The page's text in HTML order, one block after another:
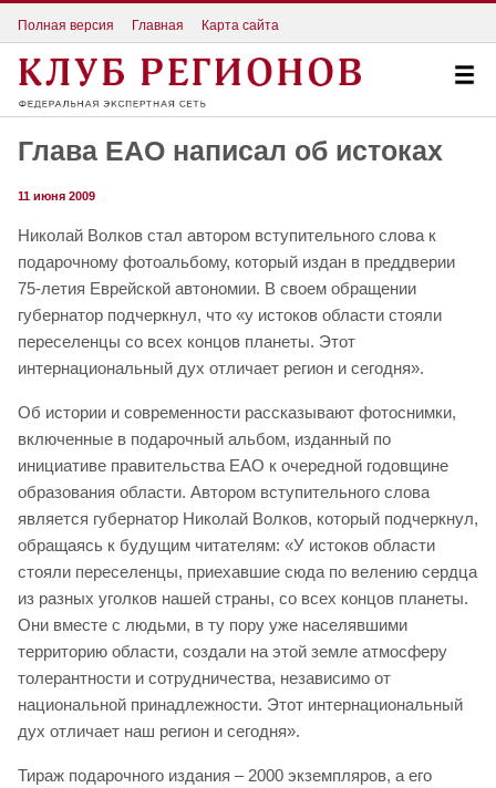
Полная версия Главная Карта сайта
Глава ЕАО написал об истоках
11 июня 2009
Николай Волков стал автором вступительного слова к
подарочному фотоальбому, который издан в преддверии
75-летия Еврейской автономии. В своем обращении
губернатор подчеркнул, что «у истоков области стояли
переселенцы со всех концов планеты. Этот
интернациональный дух отличает регион и сегодня».
Об истории и современности рассказывают фотоснимки,
включенные в подарочный альбом, изданный по
инициативе правительства ЕАО к очередной годовщине
образования области. Автором вступительного слова
является губернатор Николай Волков, который подчеркнул,
обращаясь к будущим читателям: «У истоков области
стояли переселенцы, приехавшие сюда по велению сердца
из разных уголков нашей страны, со всех концов планеты.
Они вместе с людьми, в ту пору уже населявшими
территорию области, создали на этой земле атмосферу
толерантности и сотрудничества, независимо от
национальной принадлежности. Этот интернациональный
дух отличает наш регион и сегодня».
Тираж подарочного издания – 2000 экземпляров, а его